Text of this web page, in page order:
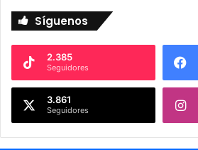
Síguenos
2.385
Seguidores
3.861
Seguidores